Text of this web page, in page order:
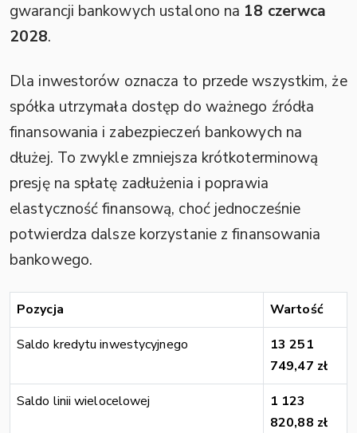
gwarancji bankowych ustalono na 18 czerwca
2028.
Dla inwestorów oznacza to przede wszystkim, że
spółka utrzymała dostęp do ważnego źródła
finansowania i zabezpieczeń bankowych na
dłużej. To zwykle zmniejsza krótkoterminową
presję na spłatę zadłużenia i poprawia
elastyczność finansową, choć jednocześnie
potwierdza dalsze korzystanie z finansowania
bankowego.
Pozycja
Wartość
Saldo kredytu inwestycyjnego
13 251
749,47 zł
Saldo linii wielocelowej
1 123
820,88 zł